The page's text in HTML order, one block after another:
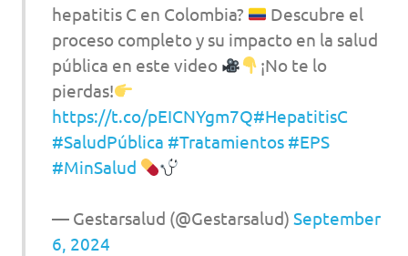
hepatitis C en Colombia?
Descubre el
proceso completo y su impacto en la salud
pública en este video
¡No te lo
pierdas!
https://t.co/pEICNYgm7Q#HepatitisC
#SaludPública #Tratamientos #EPS
#MinSalud
— Gestarsalud (@Gestarsalud) September
6, 2024